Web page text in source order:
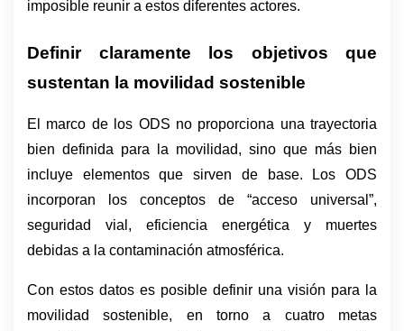
imposible reunir a estos diferentes actores.
Definir claramente los objetivos que
sustentan la movilidad sostenible
El marco de los ODS no proporciona una trayectoria
bien definida para la movilidad, sino que más bien
incluye elementos que sirven de base. Los ODS
incorporan los conceptos de “acceso universal”,
seguridad vial, eficiencia energética y muertes
debidas a la contaminación atmosférica.
Con estos datos es posible definir una visión para la
movilidad sostenible, en torno a cuatro metas